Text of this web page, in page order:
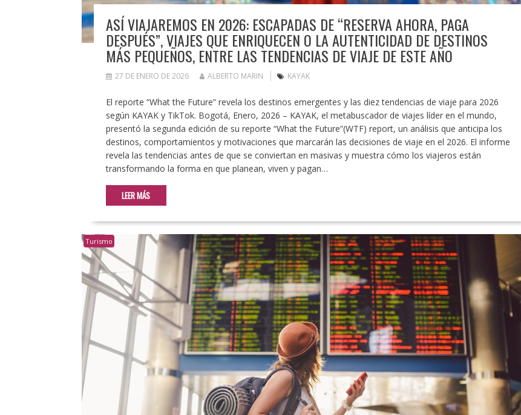
ASÍ VIAJAREMOS EN 2026: ESCAPADAS DE “RESERVA AHORA, PAGA
DESPUÉS”, VIAJES QUE ENRIQUECEN O LA AUTENTICIDAD DE DESTINOS
MÁS PEQUEÑOS, ENTRE LAS TENDENCIAS DE VIAJE DE ESTE AÑO
27 DE ENERO DE 2026 ALBERTO MARIN KAYAK
El reporte “What the Future” revela los destinos emergentes y las diez tendencias de viaje para 2026
según KAYAK y TikTok. Bogotá, Enero, 2026 – KAYAK, el metabuscador de viajes líder en el mundo,
presentó la segunda edición de su reporte “What the Future”(WTF) report, un análisis que anticipa los
destinos, comportamientos y motivaciones que marcarán las decisiones de viaje en el 2026. El informe
revela las tendencias antes de que se conviertan en masivas y muestra cómo los viajeros están
transformando la forma en que planean, viven y pagan…
LEER MÁS
Turismo